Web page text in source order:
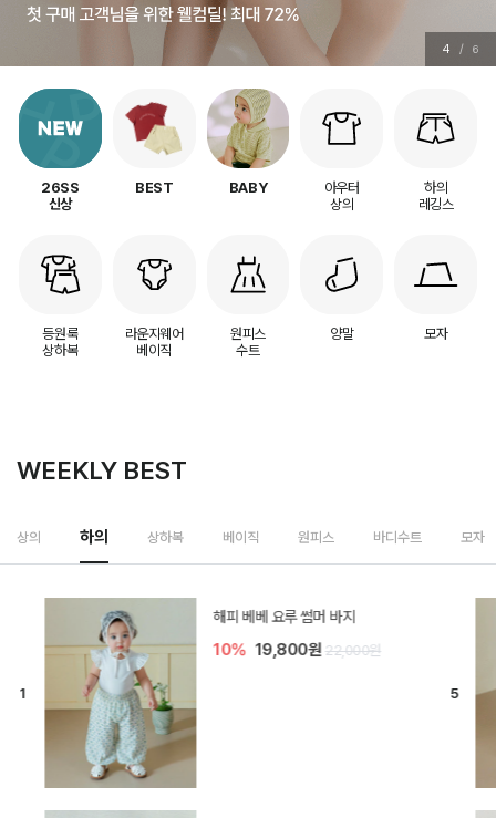
4 / 6
26SS
신상
BEST BABY
아우터
상의
하의
레깅스
등원룩
상하복
라운지웨어
베이직
원피스
수트
양말 모자
WEEKLY BEST
상의 하의 상하복 베이직 원피스 바디수트 모자
[SIZE ~6Y] 델린 린넨 바지
10% 21,600원 24,000원